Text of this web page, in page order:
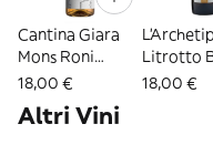
Cantina Giara
Mons Roni
Cannitum
18,00 €
Litrotto
18,00 €
Altri Vini